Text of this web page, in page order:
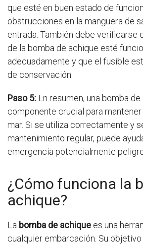
que esté en buen estado de
obstrucciones en la manguera de
entrada. También debe verificarse
de la bomba de achique esté
adecuadamente y que el fusible
de conservación.
Paso 5: En resumen, una bomba
componente crucial para mantener
mar. Si se utiliza correctamente y
mantenimiento regular, puede
emergencia potencialmente
¿Cómo funciona la
achique?
La bomba de achique es una
cualquier embarcación. Su